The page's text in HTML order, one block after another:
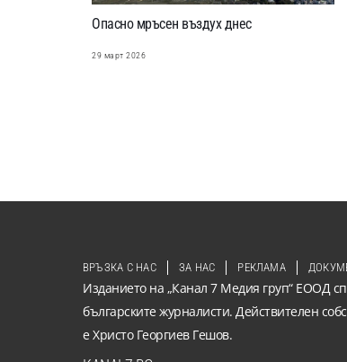
Опасно мръсен въздух днес
29 март 2026
Изданието на „Канал 7 Медия груп“ ЕООД
българските журналисти. Действителен
е Христо Георгиев Гешов.
ВРЪЗКА С НАС ЗА НАС РЕКЛАМА